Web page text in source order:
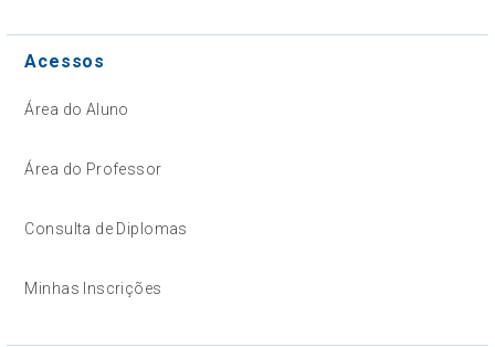
Acessos
Área do Aluno
Área do Professor
Consulta de Diplomas
Minhas Inscrições